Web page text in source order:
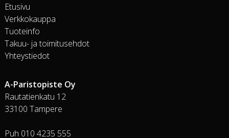
Etusivu
Verkkokauppa
Tuoteinfo
Takuu- ja toimitusehdot
Yhteystiedot
A-Paristopiste Oy
Rautatienkatu 12
33100 Tampere
Puh 010 4235 555